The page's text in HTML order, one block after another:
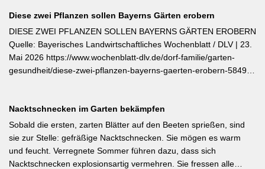
Diese zwei Pflanzen sollen Bayerns Gärten erobern
DIESE ZWEI PFLANZEN SOLLEN BAYERNS GÄRTEN EROBERN
Quelle: Bayerisches Landwirtschaftliches Wochenblatt / DLV | 23.
Mai 2026 https://www.wochenblatt-dlv.de/dorf-familie/garten-
gesundheit/diese-zwei-pflanzen-bayerns-gaerten-erobern-584991
gemusterten Blüten, die ohne Ausputzen von Frühsommer bis
Herbst reich blüht und sich hervorragend für Balkonkästen und
Ampeln eignet. Die Bayerische Genusspflanze des Jahres 2026
ist die Erdbeere ‚Lilly Waldberry‘, die durch ihr intensiv
waldbeererinnerndes Aroma überzeugt und ab Juni durchgehend
Nacktschnecken im Garten bekämpfen
Sobald die ersten, zarten Blätter auf den Beeten sprießen, sind
sie zur Stelle: gefräßige Nacktschnecken. Sie mögen es warm
und feucht. Verregnete Sommer führen dazu, dass sich
Nacktschnecken explosionsartig vermehren. Sie fressen alle